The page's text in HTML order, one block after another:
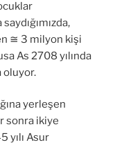
≅ 3 milyon kişi
As 2708 yılında
oluyor.
yerleşen
sonra ikiye
yılı Asur